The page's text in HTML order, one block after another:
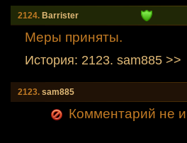
2124. Barrister
Меры приняты.
История: 2123. sam885 >>
2123. sam885
Комментарий не